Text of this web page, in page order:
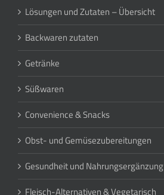
Lösungen und Zutaten – Übersicht
Backwaren zutaten
Getränke
Süßwaren
Convenience & Snacks
Obst- und Gemüsezubereitungen
Gesundheit und Nahrungsergänzung
Fleisch-Alternativen & Vegetarisch